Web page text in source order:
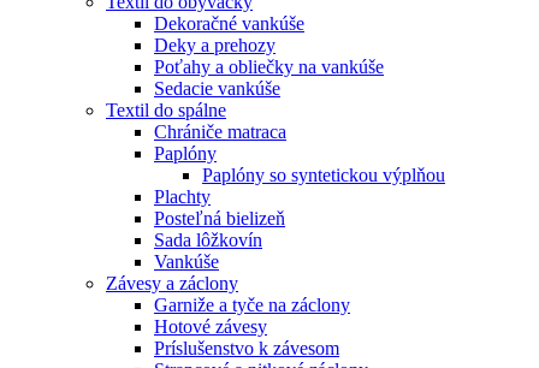
Dekoračné vankúše
Deky a prehozy
Poťahy a obliečky na vankúše
Sedacie vankúše
Textil do spálne
Chrániče matraca
Paplóny
Paplóny so syntetickou výplňou
Plachty
Posteľná bielizeň
Sada lôžkovín
Vankúše
Závesy a záclony
Garniže a tyče na záclony
Hotové závesy
Príslušenstvo k závesom